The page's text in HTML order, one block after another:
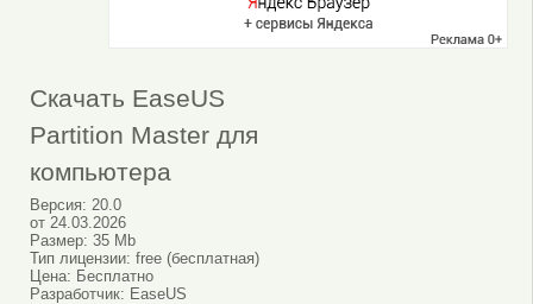
Скачать EaseUS
Partition Master для
компьютера
Версия: 20.0
от 24.03.2026
Размер: 35 Mb
Тип лицензии: free (бесплатная)
Цена: Бесплатно
Разработчик: EaseUS